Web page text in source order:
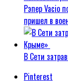
Рэпер Vacio
пришел в
В Сети
Pinterest